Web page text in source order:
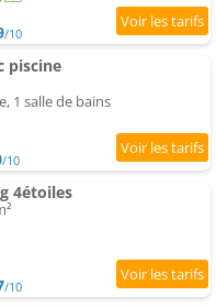
/10
piscine
1 salle de bains
/10
4étoiles
/10